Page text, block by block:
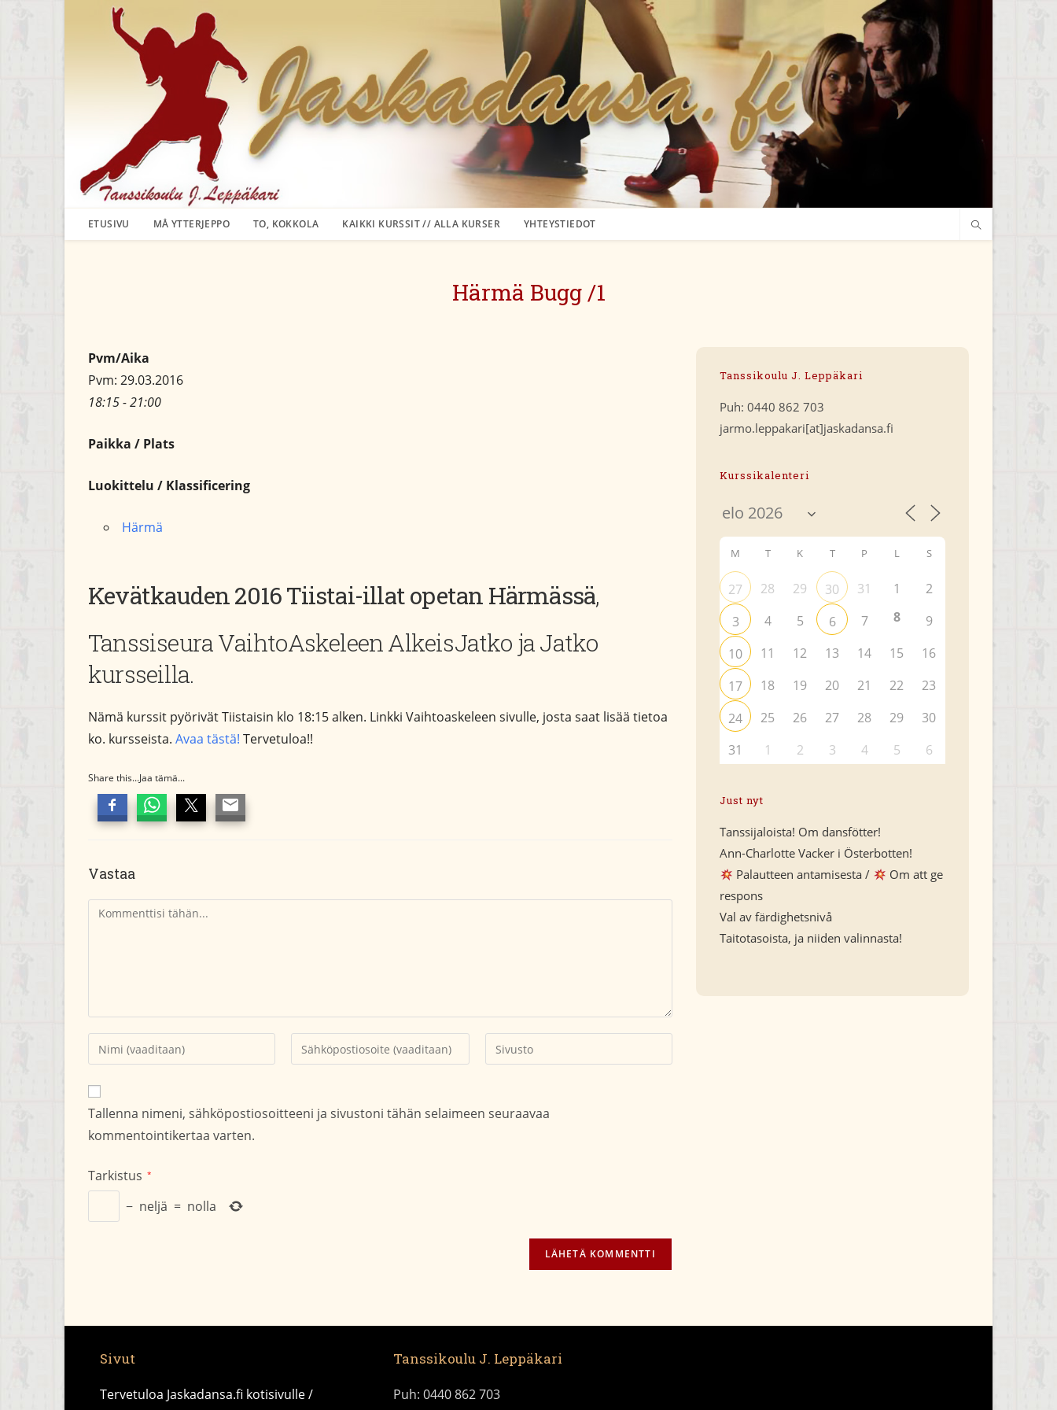
ETUSIVU MÅ YTTERJEPPO TO, KOKKOLA KAIKKI KURSSIT // ALLA KURSER YHTEYSTIEDOT
Härmä Bugg /1
Pvm/Aika
Pvm: 29.03.2016
18:15 - 21:00
Paikka / Plats
Luokittelu / Klassificering
Härmä
Kevätkauden 2016 Tiistai-illat opetan Härmässä,
Tanssiseura VaihtoAskeleen AlkeisJatko ja Jatko
kursseilla.
Nämä kurssit pyörivät Tiistaisin klo 18:15 alken. Linkki Vaihtoaskeleen sivulle, josta saat lisää tietoa
ko. kursseista. Avaa tästä! Tervetuloa!!
Share this...Jaa tämä...
Vastaa
Kommentti
Kirjoita
nimesi
tai
käyttäjätunnuksesi
kommentoidaksesi
Kirjoita
sähköpostiosoitteesi
Kirjoita
sivustosi
(valinnainen)
Tallenna nimeni, sähköpostiosoitteeni ja sivustoni tähän selaimeen seuraavaa
kommentointikertaa varten.
Tarkistus *
− neljä = nolla
Tanssikoulu J. Leppäkari
Puh: 0440 862 703
jarmo.leppakari[at]jaskadansa.fi
Kurssikalenteri
M T K T P L S
27 28 29 30 31 1
2
3
4 5 6 7 8
9
10
11 12 13 14 15
16
17
18 19 20 21 22
23
24
25 26 27 28 29
30
31
1 2 3 4 5 6
Just nyt
Tanssijaloista! Om dansfötter!
Ann-Charlotte Vacker i Österbotten!
Palautteen antamisesta /
Om att ge
respons
Val av färdighetsnivå
Taitotasoista, ja niiden valinnasta!
Sivut
Tervetuloa Jaskadansa.fi kotisivulle /
Tanssikoulu J. Leppäkari
Puh: 0440 862 703